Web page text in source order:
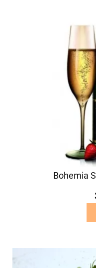
Bohemia